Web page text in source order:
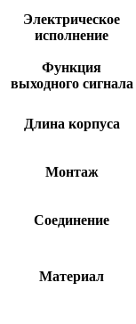
Электрическое
исполнение
Функция
выходного сигнала
Длина корпуса
Монтаж
Соединение
Материал